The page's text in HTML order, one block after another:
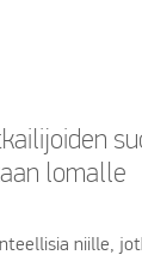
lomalle
niille,